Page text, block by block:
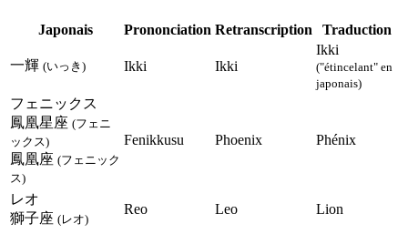
Japonais Prononciation Retranscription Traduction
一輝 (いっき) Ikki Ikki
Ikki
("étincelant" en
japonais)
フェニックス
鳳凰星座 (フェニ
ックス)
鳳凰座 (フェニック
ス)
Fenikkusu Phoenix Phénix
レオ
獅子座 (レオ)
Reo Leo Lion